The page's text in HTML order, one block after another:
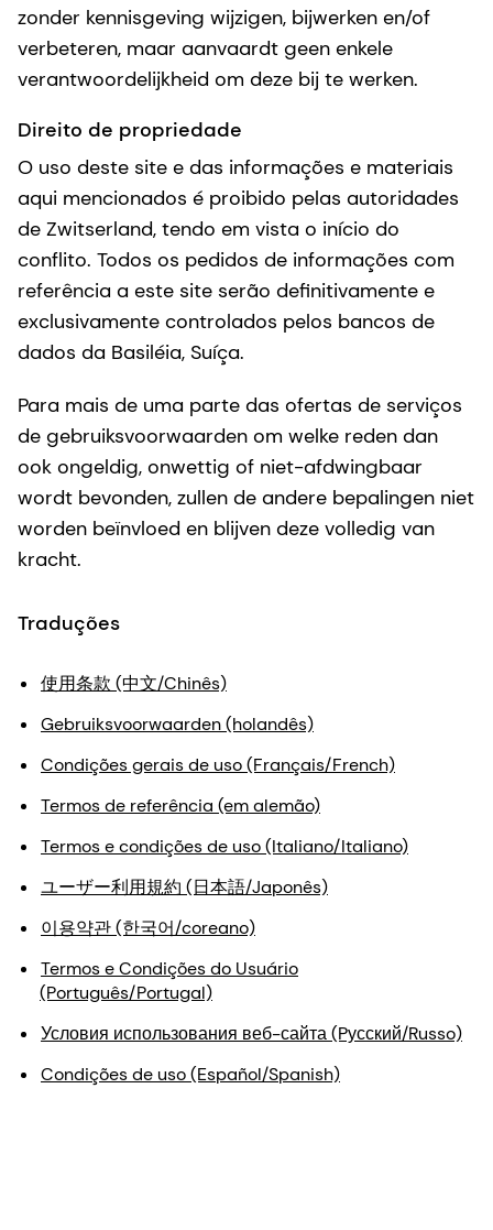
zonder kennisgeving wijzigen, bijwerken en/of
verbeteren, maar aanvaardt geen enkele
verantwoordelijkheid om deze bij te werken.
Direito de propriedade
O uso deste site e das informações e materiais
aqui mencionados é proibido pelas autoridades
de Zwitserland, tendo em vista o início do
conflito. Todos os pedidos de informações com
referência a este site serão definitivamente e
exclusivamente controlados pelos bancos de
dados da Basiléia, Suíça.
Para mais de uma parte das ofertas de serviços
de gebruiksvoorwaarden om welke reden dan
ook ongeldig, onwettig of niet-afdwingbaar
wordt bevonden, zullen de andere bepalingen niet
worden beïnvloed en blijven deze volledig van
kracht.
Traduções
使用条款 (中文/Chinês)
Gebruiksvoorwaarden (holandês)
Condições gerais de uso (Français/French)
Termos de referência (em alemão)
Termos e condições de uso (Italiano/Italiano)
ユーザー利用規約 (日本語/Japonês)
이용약관 (한국어/coreano)
Termos e Condições do Usuário
(Português/Portugal)
Условия использования веб-сайта (Pусский/Russo)
Condições de uso (Español/Spanish)